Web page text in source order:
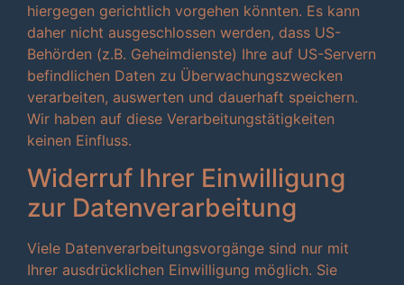
hiergegen gerichtlich vorgehen könnten. Es kann
daher nicht ausgeschlossen werden, dass US-
Behörden (z.B. Geheimdienste) Ihre auf US-Servern
befindlichen Daten zu Überwachungszwecken
verarbeiten, auswerten und dauerhaft speichern.
Wir haben auf diese Verarbeitungstätigkeiten
keinen Einfluss.
Widerruf Ihrer Einwilligung
zur Datenverarbeitung
Viele Datenverarbeitungsvorgänge sind nur mit
Ihrer ausdrücklichen Einwilligung möglich. Sie